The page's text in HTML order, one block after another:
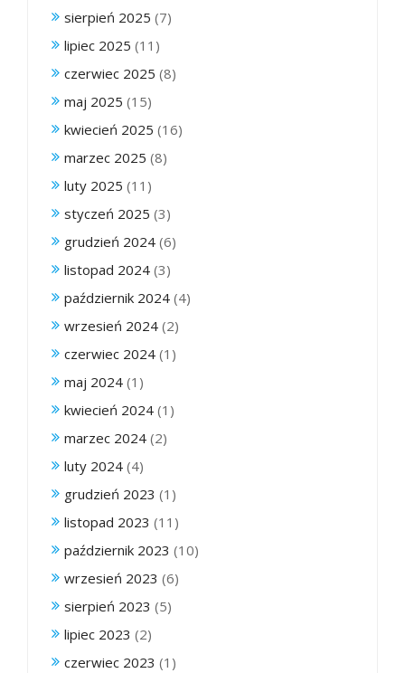
sierpień 2025 (7)
lipiec 2025 (11)
czerwiec 2025 (8)
maj 2025 (15)
kwiecień 2025 (16)
marzec 2025 (8)
luty 2025 (11)
styczeń 2025 (3)
grudzień 2024 (6)
listopad 2024 (3)
październik 2024 (4)
wrzesień 2024 (2)
czerwiec 2024 (1)
maj 2024 (1)
kwiecień 2024 (1)
marzec 2024 (2)
luty 2024 (4)
grudzień 2023 (1)
listopad 2023 (11)
październik 2023 (10)
wrzesień 2023 (6)
sierpień 2023 (5)
lipiec 2023 (2)
czerwiec 2023 (1)